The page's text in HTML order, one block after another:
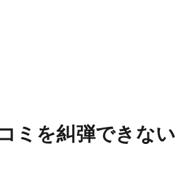
ミを糾弾できな